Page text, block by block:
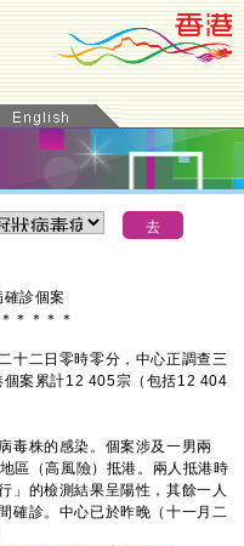
診個案
＊ ＊ ＊ ＊ ＊
二日零時零分，中心正調查三
案累計12 405宗（包括12 404
株的感染。個案涉及一男兩
區（高風險）抵港。兩人抵港時
」的檢測結果呈陽性，其餘一人
確診。中心已於昨晚（十一月二